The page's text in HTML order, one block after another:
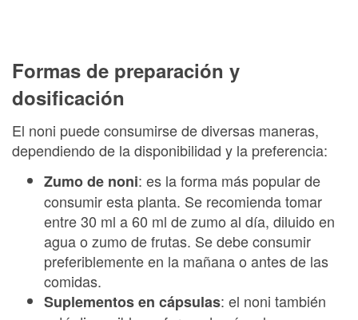
Formas de preparación y
dosificación
El noni puede consumirse de diversas maneras,
dependiendo de la disponibilidad y la preferencia:
Zumo de noni: es la forma más popular de
consumir esta planta. Se recomienda tomar
entre 30 ml a 60 ml de zumo al día, diluido en
agua o zumo de frutas. Se debe consumir
preferiblemente en la mañana o antes de las
comidas.
Suplementos en cápsulas: el noni también